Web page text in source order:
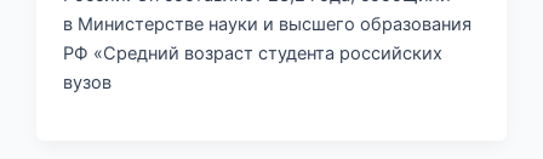
в Министерстве науки и высшего образования
РФ «Средний возраст студента российских
вузов